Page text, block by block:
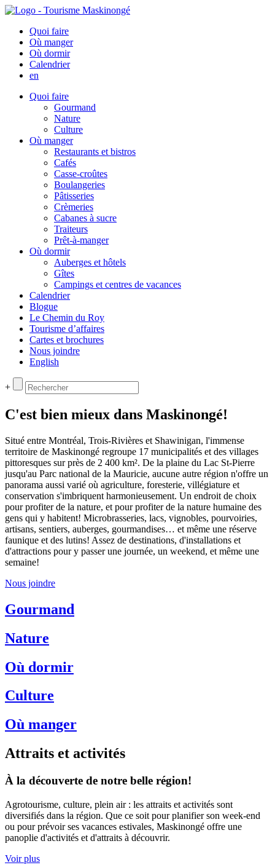
Quoi faire
Où manger
Où dormir
Calendrier
en
Quoi faire
Gourmand
Nature
Culture
Où manger
Restaurants et bistros
Cafés
Casse-croûtes
Boulangeries
Pâtisseries
Crèmeries
Cabanes à sucre
Traiteurs
Prêt-à-manger
Où dormir
Auberges et hôtels
Gîtes
Campings et centres de vacances
Calendrier
Blogue
Le Chemin du Roy
Tourisme d’affaires
Cartes et brochures
Nous joindre
English
+
C'est bien mieux dans Maskinongé!
Situé entre Montréal, Trois-Rivières et Shawinigan, l'immense
territoire de Maskinongé regroupe 17 municipalités et des villages
pittoresques sur près de 2 400 km². De la plaine du Lac St-Pierre
jusqu'au Parc national de la Mauricie, aucune autre région n'offre un
panorama aussi varié où agriculture, foresterie, villégiature et
conservation s'imbriquent harmonieusement. Un endroit de choix
pour profiter de la nature, et pour profiter de la nature humaine des
gens qui y habitent! Microbrasseries, lacs, vignobles, pourvoiries,
artisans, sentiers, auberges, gourmandises… et même une réserve
faunique et des lutins! Assez de destinations, d'installations et
d'attractions pour y passer une journée, un weekend, et même une
semaine!
Nous joindre
Gourmand
Nature
Où dormir
Culture
Où manger
Attraits et activités
À la découverte de notre belle région!
Agrotourisme, culture, plein air : les attraits et activités sont
diversifiés dans la région. Que ce soit pour planifier son week-end
ou pour prévoir ses vacances estivales, Maskinongé offre une
panoplie d'activités et d'attraits à découvrir.
Voir plus